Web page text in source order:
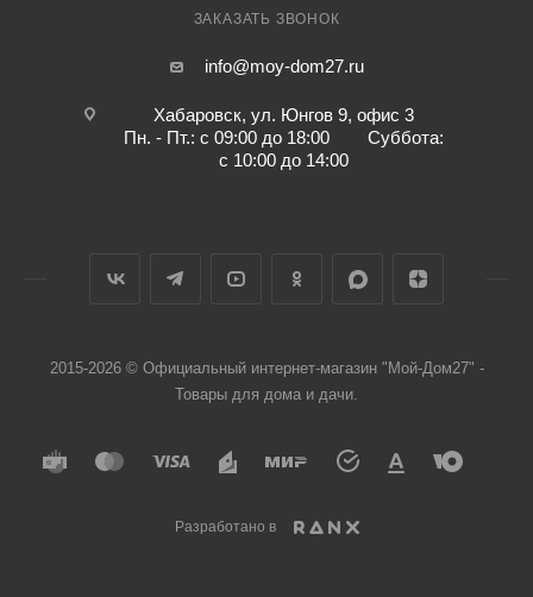
ЗАКАЗАТЬ ЗВОНОК
info@moy-dom27.ru
Хабаровск, ул. Юнгов 9, офис 3
Пн. - Пт.: с 09:00 до 18:00 Суббота:
с 10:00 до 14:00
2015-2026 © Официальный интернет-магазин "Мой-Дом27" -
Товары для дома и дачи.
Разработано в